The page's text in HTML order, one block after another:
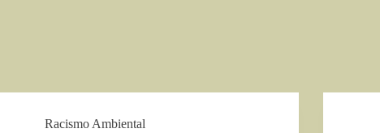
Racismo Ambiental